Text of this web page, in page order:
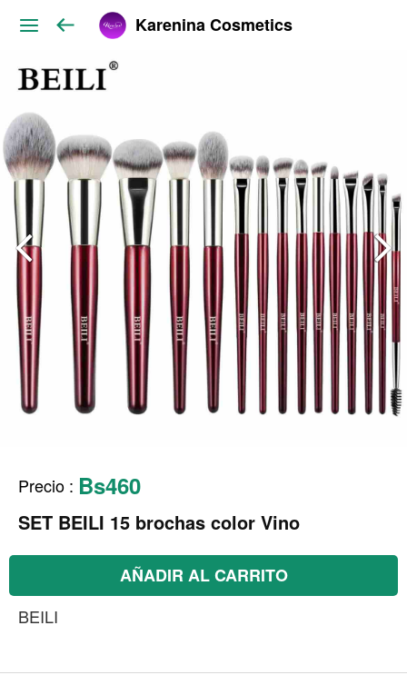
Karenina Cosmetics
Precio : Bs460
SET BEILI 15 brochas color Vino
AÑADIR AL CARRITO
BEILI